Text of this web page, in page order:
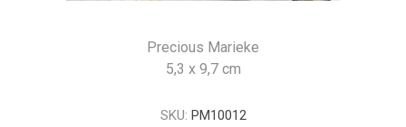
Precious Marieke
5,3 x 9,7 cm
SKU: PM10012